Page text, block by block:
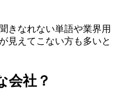
きなれない単語や業界用
見えてこない方も多いと
会社？